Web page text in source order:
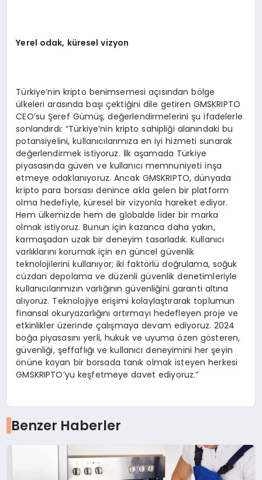
Yerel odak, küresel vizyon
Türkiye’nin kripto benimsemesi açısından bölge
ülkeleri arasında başı çektiğini dile getiren GMSKRIPTO
CEO’su Şeref Gümüş, değerlendirmelerini şu ifadelerle
sonlandırdı: “Türkiye’nin kripto sahipliği alanındaki bu
potansiyelini, kullanıcılarımıza en iyi hizmeti sunarak
değerlendirmek istiyoruz. İlk aşamada Türkiye
piyasasında güven ve kullanıcı memnuniyeti inşa
etmeye odaklanıyoruz. Ancak GMSKRIPTO, dünyada
kripto para borsası denince akla gelen bir platform
olma hedefiyle, küresel bir vizyonla hareket ediyor.
Hem ülkemizde hem de globalde lider bir marka
olmak istiyoruz. Bunun için kazanca daha yakın,
karmaşadan uzak bir deneyim tasarladık. Kullanıcı
varlıklarını korumak için en güncel güvenlik
teknolojilerini kullanıyor; iki faktörlü doğrulama, soğuk
cüzdan depolama ve düzenli güvenlik denetimleriyle
kullanıcılarımızın varlığının güvenliğini garanti altına
alıyoruz. Teknolojiye erişimi kolaylaştırarak toplumun
finansal okuryazarlığını artırmayı hedefleyen proje ve
etkinlikler üzerinde çalışmaya devam ediyoruz. 2024
boğa piyasasını yerli, hukuk ve uyuma özen gösteren,
güvenliği, şeffaflığı ve kullanıcı deneyimini her şeyin
önüne koyan bir borsada tanık olmak isteyen herkesi
GMSKRIPTO’yu keşfetmeye davet ediyoruz.”
Benzer Haberler